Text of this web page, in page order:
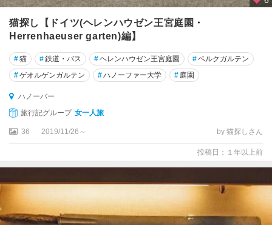
ウ
ム
ブ
ク
ー
ダ
ザ
セ
州
ネ
猫探し【ドイツ(ヘレンハウゼン王宮庭園・
Herrenhaeuser garten)編】
#猫 #鉄道・バス #ヘレンハウゼン王宮庭園 #ベルクガルテン
#ゲオルゲンガルテン #ハノーファー大学 # 庭園
ハノーバー
旅行記グループ 女一人旅
36 2019/11/26～ by 猫探しさん
投稿日：１年以上前